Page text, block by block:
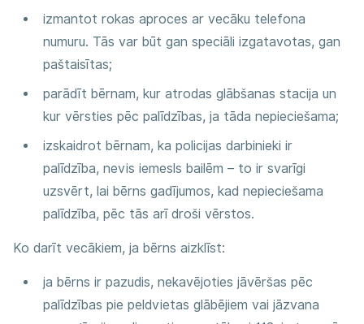
izmantot rokas aproces ar vecāku telefona
numuru. Tās var būt gan speciāli izgatavotas, gan
paštaisītas;
parādīt bērnam, kur atrodas glābšanas stacija un
kur vērsties pēc palīdzības, ja tāda nepieciešama;
izskaidrot bērnam, ka policijas darbinieki ir
palīdzība, nevis iemesls bailēm – to ir svarīgi
uzsvērt, lai bērns gadījumos, kad nepieciešama
palīdzība, pēc tās arī droši vērstos.
Ko darīt vecākiem, ja bērns aizklīst:
ja bērns ir pazudis, nekavējoties jāvēršas pēc
palīdzības pie peldvietas glābējiem vai jāzvana